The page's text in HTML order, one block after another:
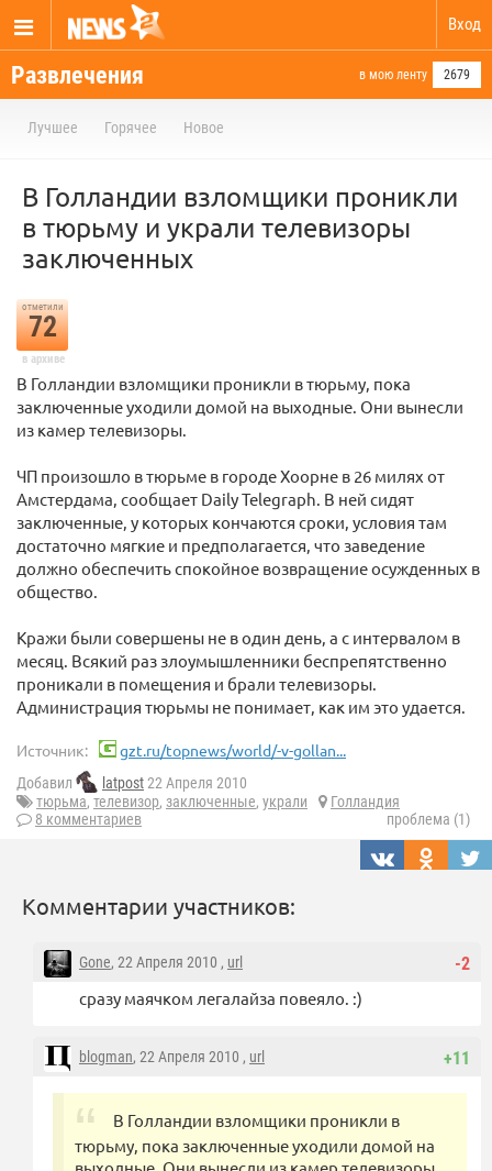
Вход
Развлечения в мою ленту 2679
Лучшее Горячее Новое
В Голландии взломщики проникли
в тюрьму и украли телевизоры
заключенных
отметили
72
в архиве
В Голландии взломщики проникли в тюрьму, пока
заключенные уходили домой на выходные. Они вынесли
из камер телевизоры.
ЧП произошло в тюрьме в городе Хоорне в 26 милях от
Амстердама, сообщает Daily Telegraph. В ней сидят
заключенные, у которых кончаются сроки, условия там
достаточно мягкие и предполагается, что заведение
должно обеспечить спокойное возвращение осужденных в
общество.
Кражи были совершены не в один день, а с интервалом в
месяц. Всякий раз злоумышленники беспрепятственно
проникали в помещения и брали телевизоры.
Администрация тюрьмы не понимает, как им это удается.
Источник: gzt.ru/topnews/world/-v-gollan...
Добавил latpost22 Апреля 2010
тюрьма, телевизор, заключенные, украли
Голландия
8 комментариев
проблема (1)
Комментарии участников:
-2
Gone, 22 Апреля 2010 , url
сразу маячком легалайза повеяло. :)
+11
blogman, 22 Апреля 2010 , url
В Голландии взломщики проникли в
тюрьму, пока заключенные уходили домой на